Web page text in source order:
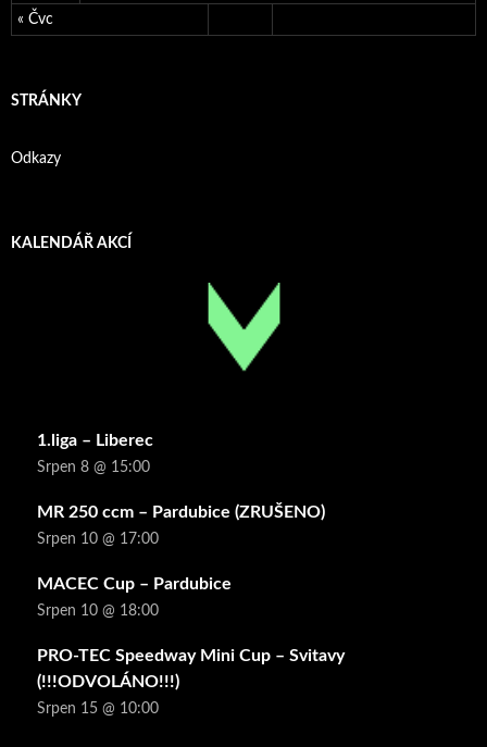
« Čvc
STRÁNKY
Odkazy
KALENDÁŘ AKCÍ
1.liga – Liberec
Srpen 8 @ 15:00
MR 250 ccm – Pardubice (ZRUŠENO)
Srpen 10 @ 17:00
MACEC Cup – Pardubice
Srpen 10 @ 18:00
PRO-TEC Speedway Mini Cup – Svitavy
(!!!ODVOLÁNO!!!)
Srpen 15 @ 10:00